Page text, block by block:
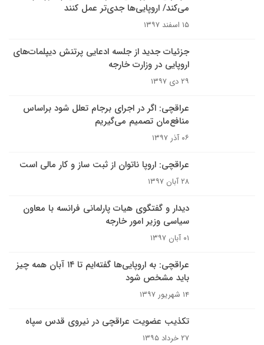
می‌کند/ اروپایی‌ها جدی‌تر عمل کنند
۱۵ اسفند ۱۳۹۷
جزئیات جدید از جلسه ادعایی پرتنش دیپلمات‌های
اروپایی در وزارت خارجه
۲۹ دی ۱۳۹۷
عراقچی: اگر در اجرای برجام تعلل شود براساس
منافع‌مان تصمیم می‌گیریم
۰۶ آذر ۱۳۹۷
عراقچی: اروپا ناتوان از ثبت ساز و کار مالی است
۲۸ آبان ۱۳۹۷
دیدار و گفتگوی هیات پارلمانی فرانسه با معاون
سیاسی وزیر امور خارجه
۰۱ آبان ۱۳۹۷
عراقچی: به اروپایی‌ها گفته‌ایم تا ۱۴ آبان همه چیز
باید مشخص شود
۱۴ شهریور ۱۳۹۷
تکذیب عضویت عراقچی در نیروی قدس سپاه
۲۷ خرداد ۱۳۹۵